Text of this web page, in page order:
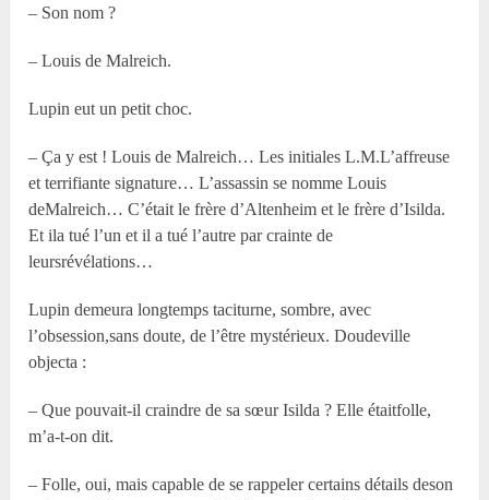
– Son nom ?
– Louis de Malreich.
Lupin eut un petit choc.
– Ça y est ! Louis de Malreich… Les initiales L.M.L’affreuse
et terrifiante signature… L’assassin se nomme Louis
deMalreich… C’était le frère d’Altenheim et le frère d’Isilda.
Et ila tué l’un et il a tué l’autre par crainte de
leursrévélations…
Lupin demeura longtemps taciturne, sombre, avec
l’obsession,sans doute, de l’être mystérieux. Doudeville
objecta :
– Que pouvait-il craindre de sa sœur Isilda ? Elle étaitfolle,
m’a-t-on dit.
– Folle, oui, mais capable de se rappeler certains détails deson